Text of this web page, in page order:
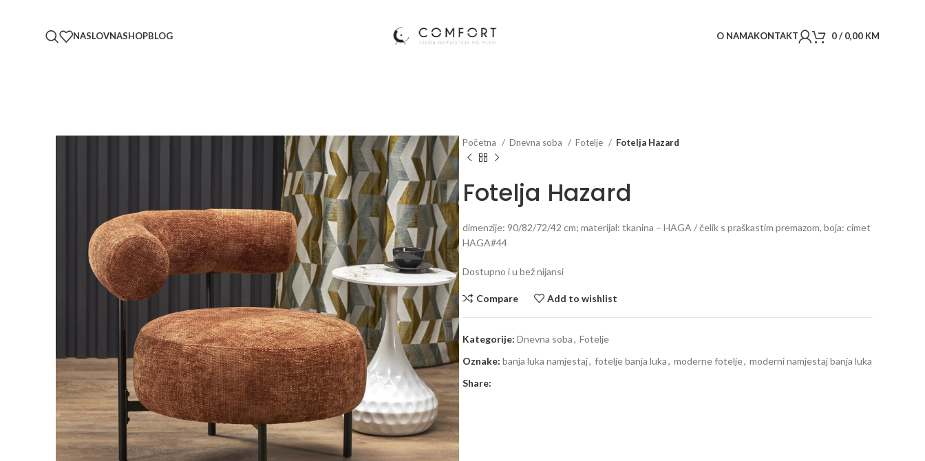
NASLOVNASHOPBLOG O NAMAKONTAKT 0/ 0,00 KM
Početna Dnevna soba Fotelje Fotelja Hazard
Fotelja Hazard
dimenzije: 90/82/72/42 cm; materijal: tkanina – HAGA / čelik s praškastim premazom, boja: cimet
HAGA#44
Dostupno i u bež nijansi
Compare Add to wishlist
Kategorije: Dnevna soba, Fotelje
Oznake: banja luka namjestaj, fotelje banja luka, moderne fotelje, moderni namjestaj banja luka
Share: